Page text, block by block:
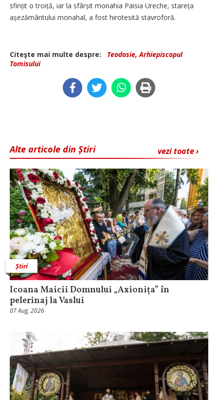
sfințit o troiță, iar la sfârșit monahia Paisia Ureche, stareța
așezământului monahal, a fost hirotesită stavroforă.
Citeşte mai multe despre:
Teodosie, Arhiepiscopul
Tomisului
vezi toate ›
Alte articole din Știri
Știri
Icoana Maicii Domnului „Axionița” în
pelerinaj la Vaslui
07 Aug, 2026